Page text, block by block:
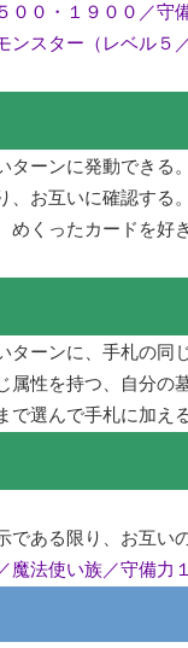
０・１９００／守
ンスター（レベル５
ターンに発動できる。
、お互いに確認する
めくったカードを
ターンに、手札の同
属性を持つ、自分の
で選んで手札に加える
である限り、お互い
魔法使い族／守備力